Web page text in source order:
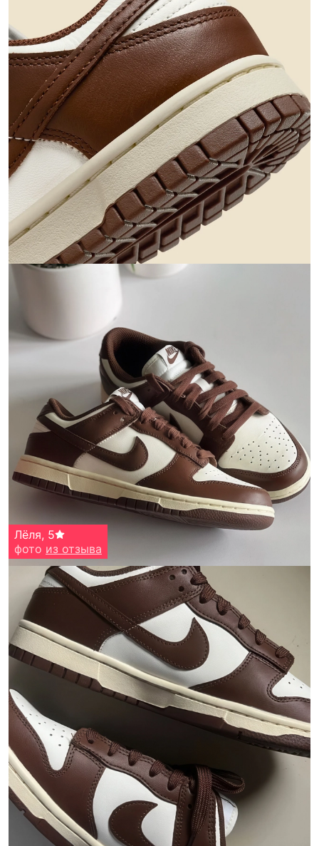
Лёля, 5
фото из отзыва